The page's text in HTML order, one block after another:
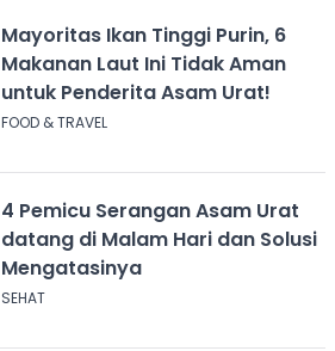
Mayoritas Ikan Tinggi Purin, 6
Makanan Laut Ini Tidak Aman
untuk Penderita Asam Urat!
FOOD & TRAVEL
4 Pemicu Serangan Asam Urat
datang di Malam Hari dan Solusi
Mengatasinya
SEHAT